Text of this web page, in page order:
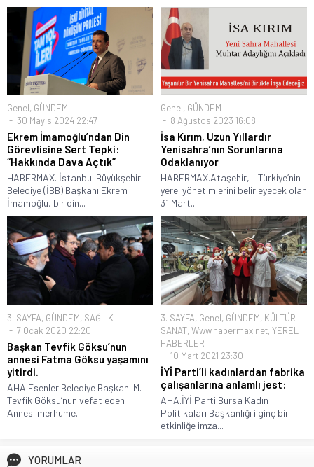
Genel, GÜNDEM
30 Mayıs 2024 22:47
Ekrem İmamoğlu’ndan Din
Görevlisine Sert Tepki:
“Hakkında Dava Açtık”
HABERMAX. İstanbul Büyükşehir
Belediye (İBB) Başkanı Ekrem
İmamoğlu, bir din...
Genel, GÜNDEM
8 Ağustos 2023 16:08
İsa Kırım, Uzun Yıllardır
Yenisahra’nın Sorunlarına
Odaklanıyor
HABERMAX.Ataşehir, – Türkiye’nin
yerel yönetimlerini belirleyecek olan
31 Mart...
3. SAYFA, GÜNDEM, SAĞLIK
7 Ocak 2020 22:20
Başkan Tevfik Göksu’nun
annesi Fatma Göksu yaşamını
yitirdi.
AHA.Esenler Belediye Başkanı M.
Tevfik Göksu’nun vefat eden
Annesi merhume...
3. SAYFA, Genel, GÜNDEM, KÜLTÜR
SANAT, Www.habermax.net, YEREL
HABERLER
10 Mart 2021 23:30
İYİ Parti’li kadınlardan fabrika
çalışanlarına anlamlı jest:
AHA.İYİ Parti Bursa Kadın
Politikaları Başkanlığı ilginç bir
etkinliğe imza...
YORUMLAR